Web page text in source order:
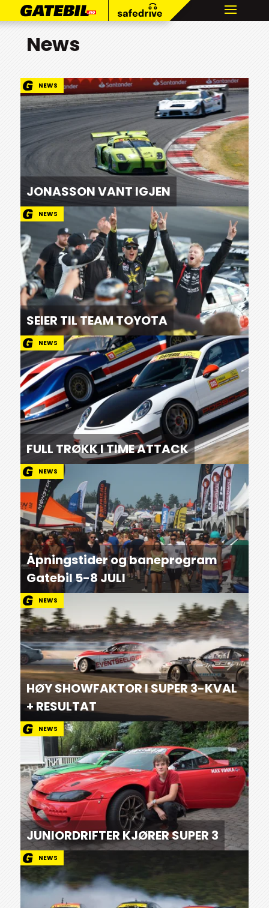
News
NEWS
JONASSON VANT IGJEN
NEWS
SEIER TIL TEAM TOYOTA
NEWS
FULL TRØKK I TIME ATTACK
NEWS
Åpningstider og baneprogram
Gatebil 5-8 JULI
NEWS
HØY SHOWFAKTOR I SUPER 3-KVAL
+ RESULTAT
NEWS
JUNIORDRIFTER KJØRER SUPER 3
NEWS